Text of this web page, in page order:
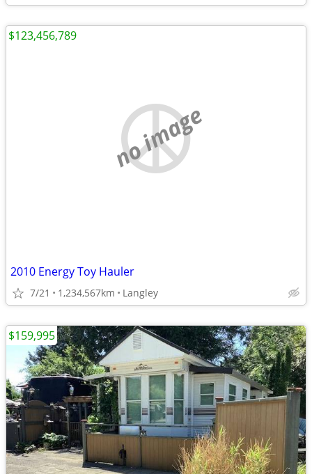
no image
2010 Energy Toy Hauler
7/21 1,234,567km Langley
$123,456,789
$159,995